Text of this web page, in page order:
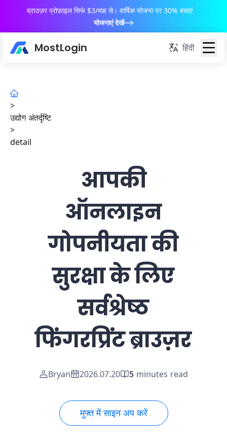
ब्राउज़र प्रोफ़ाइल सिर्फ $3/माह से। वार्षिक योजना पर 30% बचाएं
योजनाएं देखें
MostLogin हिंदी
>
उद्योग अंतर्दृष्टि
>
detail
आपकी
ऑनलाइन
गोपनीयता की
सुरक्षा के लिए
सर्वश्रेष्ठ
फिंगरप्रिंट ब्राउज़र
Bryan 2026.07.20 5 minutes read
मुफ्त में साइन अप करें